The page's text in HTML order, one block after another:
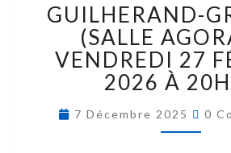
GUILHERAND-
(SALLE
VENDREDI 27
2026 À
7 Décembre 2025 0